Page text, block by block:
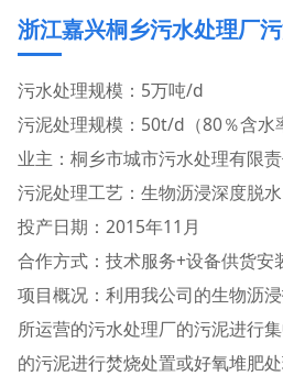
浙江嘉兴桐乡污水处理厂
污水处理规模：5万吨/d
污泥处理规模：50t/d（80％含水
业主：桐乡市城市污水处理有限
污泥处理工艺：生物沥浸深度脱
投产日期：2015年11月
合作方式：技术服务+设备供货安
项目概况：利用我公司的生物沥
所运营的污水处理厂的污泥进行
的污泥进行焚烧处置或好氧堆肥